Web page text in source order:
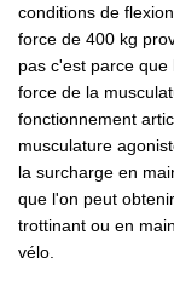
conditions de
force de 400 kg
pas c'est parce
force de la
fonctionnement
musculature
la surcharge en
que l'on peut
trottinant ou en
vélo.